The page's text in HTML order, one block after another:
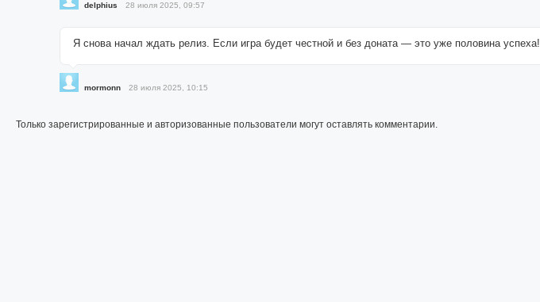
delphius 28 июля 2025, 09:57
Я снова начал ждать релиз. Если игра будет честной и без доната — это уже половина успеха!
mormonn 28 июля 2025, 10:15
Только зарегистрированные и авторизованные пользователи могут оставлять комментарии.